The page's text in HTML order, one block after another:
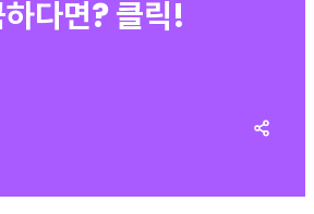
다면? 클릭!